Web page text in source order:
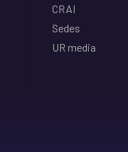
CRAI
Sedes
UR media